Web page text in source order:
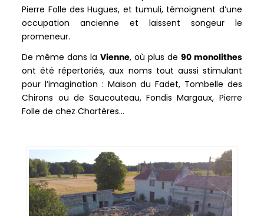
Pierre Folle des Hugues, et tumuli, témoignent d’une
occupation ancienne et laissent songeur le
promeneur.
De même dans laVienne, où plus de 90 monolithes
ont été répertoriés, aux noms tout aussi stimulant
pour l’imagination : Maison du Fadet, Tombelle des
Chirons ou de Saucouteau, Fondis Margaux, Pierre
Folle de chez Chartères…